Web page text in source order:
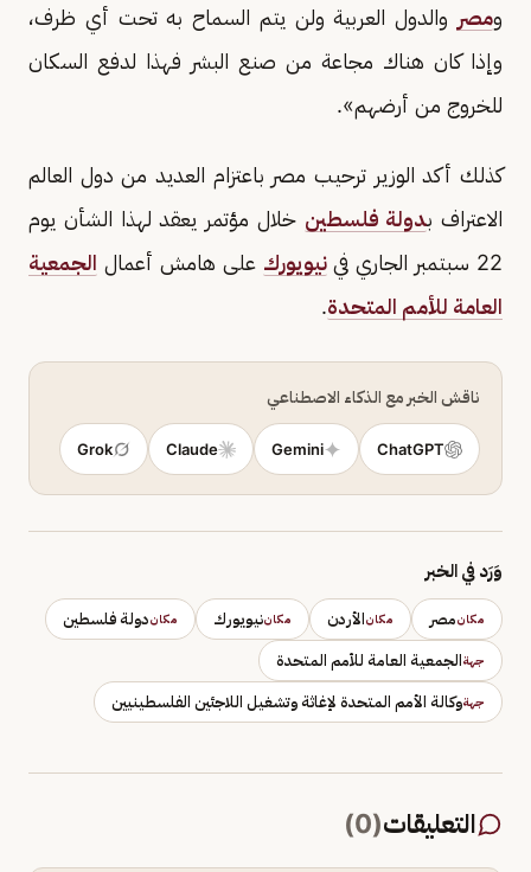
ومصر والدول العربية ولن يتم السماح به تحت أي ظرف،
وإذا كان هناك مجاعة من صنع البشر فهذا لدفع السكان
للخروج من أرضهم».
كذلك أكد الوزير ترحيب مصر باعتزام العديد من دول العالم
الاعتراف بدولة فلسطين خلال مؤتمر يعقد لهذا الشأن يوم
22 سبتمبر الجاري في
نيويورك على هامش أعمال الجمعية
العامة للأمم المتحدة.
ناقش الخبر مع الذكاء الاصطناعي
ChatGPT
Gemini
Claude
Grok
وَرَد في الخبر
مكانمصر مكانالأردن مكاننيويورك مكاندولة فلسطين
جهةالجمعية العامة للأمم المتحدة
جهةوكالة الأمم المتحدة لإغاثة وتشغيل اللاجئين الفلسطينيين
التعليقات(
0
)